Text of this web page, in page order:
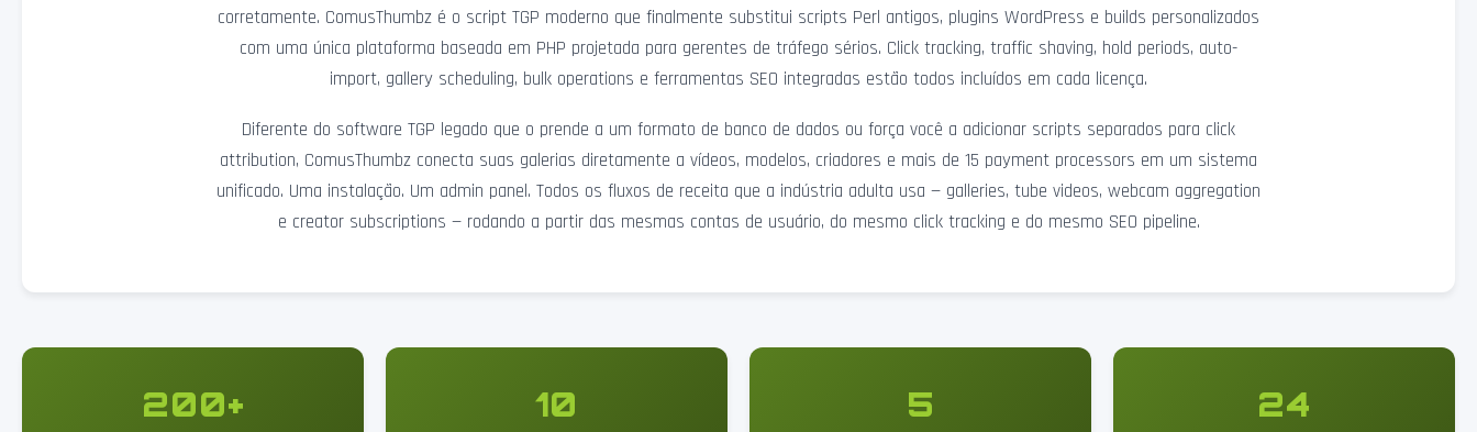
corretamente. ComusThumbz é o script TGP moderno que finalmente substitui scripts Perl antigos, plugins WordPress e builds personalizados
com uma única plataforma baseada em PHP projetada para gerentes de tráfego sérios. Click tracking, traffic shaving, hold periods, auto-
import, gallery scheduling, bulk operations e ferramentas SEO integradas estão todos incluídos em cada licença.
Diferente do software TGP legado que o prende a um formato de banco de dados ou força você a adicionar scripts separados para click
attribution, ComusThumbz conecta suas galerias diretamente a vídeos, modelos, criadores e mais de 15 payment processors em um sistema
unificado. Uma instalação. Um admin panel. Todos os fluxos de receita que a indústria adulta usa — galleries, tube videos, webcam aggregation
e creator subscriptions — rodando a partir das mesmas contas de usuário, do mesmo click tracking e do mesmo SEO pipeline.
200+ 10 5 24